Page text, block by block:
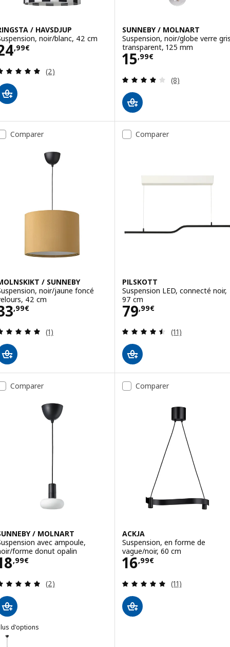
/ HAVSDJUP
noir/blanc, 42 cm
,99€
24,99€
Révision: 5 hors de 5 étoiles. Nombre total de
(2)
SUNNEBY / MOLNART
Suspension, noir/globe verre
transparent, 125 mm
15,99€
Prix 15,99€
Révision: 4.1
(8)
Comparer
/ SUNNEBY
noir/jaune foncé
42 cm
,99€
33,99€
Révision: 5 hors de 5 étoiles. Nombre total de
(1)
Comparer
PILSKOTT
Suspension LED, connecté noir,
97 cm
79,99€
Prix 79,99€
Révision: 4.5
(11)
Comparer
/ MOLNART
avec ampoule,
forme donut opalin
,99€
18,99€
Révision: 5 hors de 5 étoiles. Nombre total de
(2)
d'options
/ MOLNART
: SUNNEBY / MOLNART, Suspension avec ampoule, noir/
Comparer
ACKJA
Suspension, en forme de
vague/noir, 60 cm
16,99€
Prix 16,99€
Révision: 4.9
(11)